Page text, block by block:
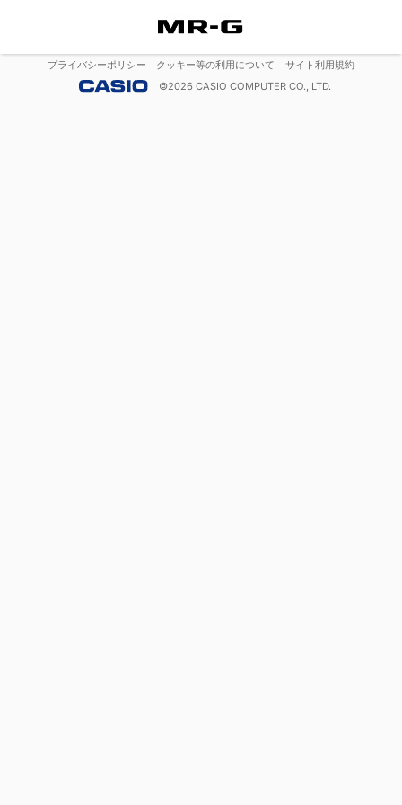
プライバシーポリシー クッキー等の利用について
サイト利用規約
©2026 CASIO COMPUTER CO., LTD.